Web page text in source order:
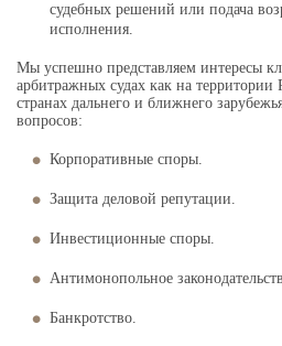
судебных решений или подача
исполнения.
Мы успешно представляем интересы
арбитражных судах как на территории
странах дальнего и ближнего
вопросов:
Корпоративные споры.
Защита деловой репутации.
Инвестиционные споры.
Антимонопольное
Банкротство.